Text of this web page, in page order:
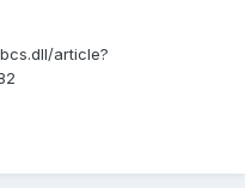
article?